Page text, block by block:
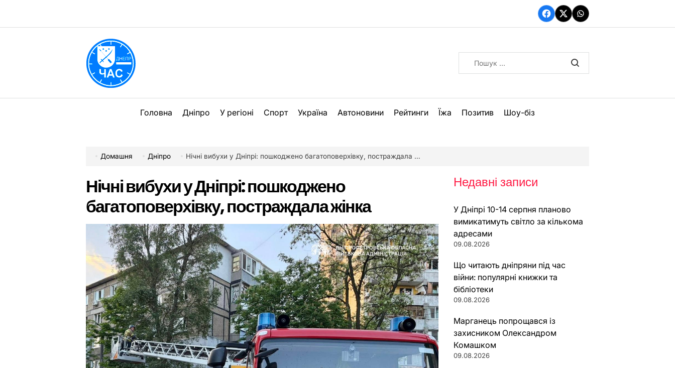
вмісту
Facebook
TwitterWhatsApp
Головна Дніпро У регіоні Спорт Україна Автоновини Рейтинги Їжа Позитив Шоу-біз
Домашня Дніпро Нічні вибухи у Дніпрі: пошкоджено багатоповерхівку, постраждала жінка
Нічні вибухи у Дніпрі: пошкоджено
багатоповерхівку, постраждала жінка
Недавні записи
У Дніпрі 10-14 серпня планово
вимикатимуть світло за кількома
адресами
09.08.2026
Що читають дніпряни під час
війни: популярні книжки та
бібліотеки
09.08.2026
Марганець попрощався із
захисником Олександром
Комашком
09.08.2026